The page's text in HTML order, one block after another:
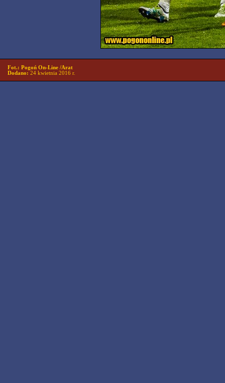
Fot.: Pogoń On-Line /Arat
Dodano: 24 kwietnia 2016 r.